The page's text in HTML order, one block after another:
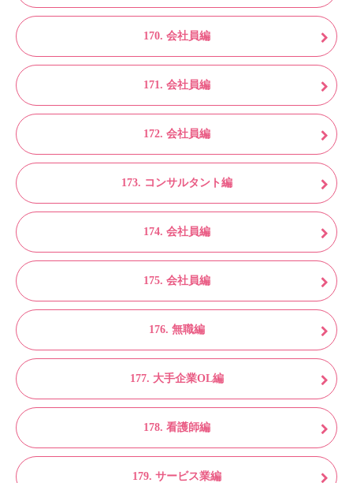
170. 会社員編
171. 会社員編
172. 会社員編
173. コンサルタント編
174. 会社員編
175. 会社員編
176. 無職編
177. 大手企業OL編
178. 看護師編
179. サービス業編